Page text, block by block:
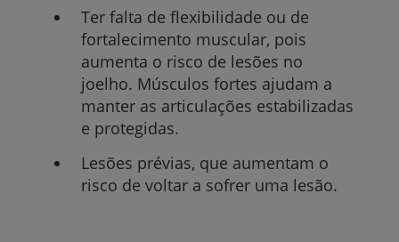
Ter falta de flexibilidade ou de
fortalecimento muscular, pois
aumenta o risco de lesões no
joelho. Músculos fortes ajudam a
manter as articulações estabilizadas
e protegidas.
Lesões prévias, que aumentam o
risco de voltar a sofrer uma lesão.